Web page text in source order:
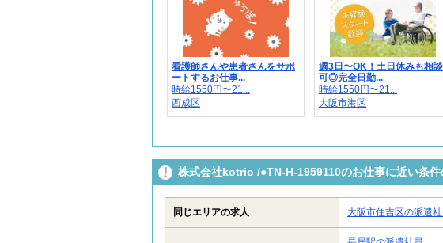
看護師さんや患者さんをサポ
ートするお仕事...
時給1550円〜21...
西成区
週3日〜OK！土日休みも相談
可◎完全日勤...
時給1550円〜21...
大阪市港区
株式会社kotrio /●TN-H-1959110のお仕事に近い条件
同じエリアの求人 大阪市住吉区の派遣